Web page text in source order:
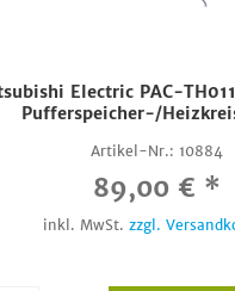
Electric PAC-
Pufferspeicher-/
Artikel-Nr.: 10884
89,00 € *
inkl. MwSt. zzgl.